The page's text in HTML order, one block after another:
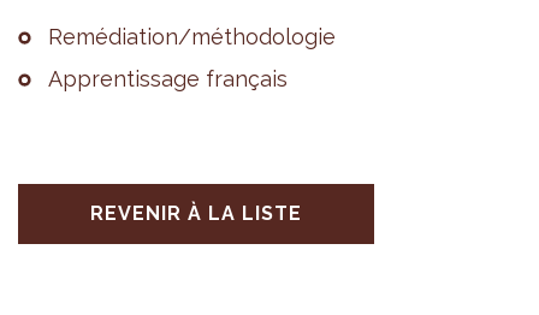
Remé­dia­tion/métho­do­lo­gie
Appren­tis­sage fran­çais
REVENIR À LA LISTE